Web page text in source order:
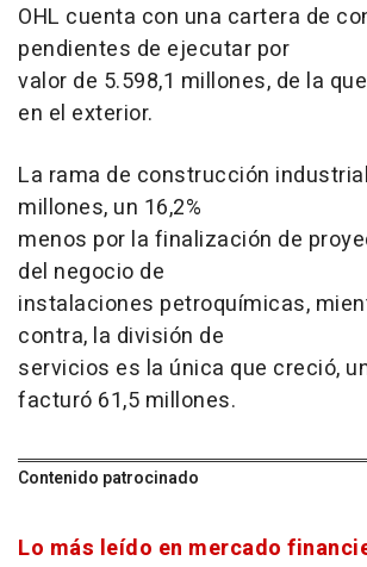
OHL cuenta con una cartera de
pendientes de ejecutar por
valor de 5.598,1 millones, de la
en el exterior.
La rama de construcción
millones, un 16,2%
menos por la finalización de
del negocio de
instalaciones petroquímicas,
contra, la división de
servicios es la única que creció,
facturó 61,5 millones.
Contenido patrocinado
Lo más leído en mercado